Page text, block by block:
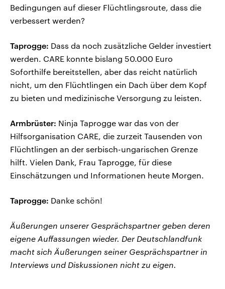
Bedingungen auf dieser Flüchtlingsroute, dass die
verbessert werden?
Taprogge: Dass da noch zusätzliche Gelder investiert
werden. CARE konnte bislang 50.000 Euro
Soforthilfe bereitstellen, aber das reicht natürlich
nicht, um den Flüchtlingen ein Dach über dem Kopf
zu bieten und medizinische Versorgung zu leisten.
Armbrüster: Ninja Taprogge war das von der
Hilfsorganisation CARE, die zurzeit Tausenden von
Flüchtlingen an der serbisch-ungarischen Grenze
hilft. Vielen Dank, Frau Taprogge, für diese
Einschätzungen und Informationen heute Morgen.
Taprogge: Danke schön!
Äußerungen unserer Gesprächspartner geben deren
eigene Auffassungen wieder. Der Deutschlandfunk
macht sich Äußerungen seiner Gesprächspartner in
Interviews und Diskussionen nicht zu eigen.